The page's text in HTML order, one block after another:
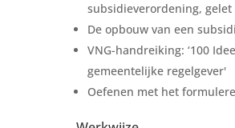
subsidieverordening, gelet
De opbouw van een
VNG-handreiking: ‘100
gemeentelijke regelgever'
Oefenen met het